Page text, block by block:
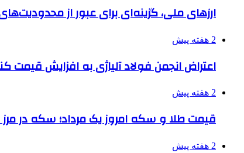
ارزهای ملی، گزینه‌ای برای عبور از
2 هفته پیش
اعتراض انجمن فولاد آلیاژی به افزایش قیمت
2 هفته پیش
قیمت طلا و سکه امروز یک مرداد؛ سکه در مرز ۱۸۹ میلیون تومان
2 هفته پیش